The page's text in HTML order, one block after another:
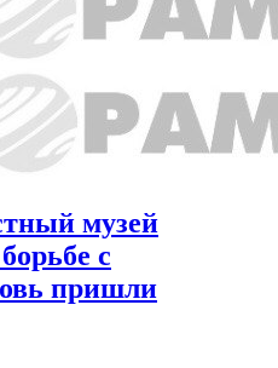
музей
с
пришли